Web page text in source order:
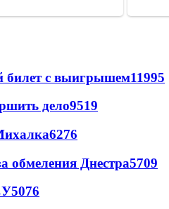
билет с выигрышем11995
дело9519
6276
обмеления Днестра5709
5076